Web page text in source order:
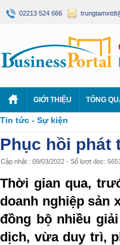
02213 524 666
GIỚI THIỆU TỔNG
Tin tức - Sự kiện
Phục hồi phát
Cập nhật : 09/03/2022 - Số lượt đọc: 5651
Thời gian qua,
doanh nghiệp sản
đồng bộ nhiều
dịch, vừa duy trì,